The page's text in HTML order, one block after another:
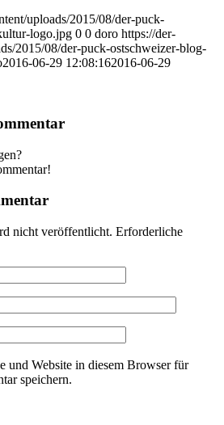
uploads/2015/08/der-puck-
logo.jpg 0 0 doro https://der-
2015/08/der-puck-ostschweizer-blog-
2016-06-29 12:08:162016-06-29
nicht veröffentlicht. Erforderliche
und Website in diesem Browser für
speichern.